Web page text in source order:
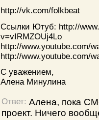
http://vk.com/folkbeat
Ссылки Ютуб: http://
v=vIRMZOUj4Lo
http://www.youtube.com/
http://www.youtube.com/
С уважением,
Алена Минулина
Ответ: Алена, пока
проект. Ничего